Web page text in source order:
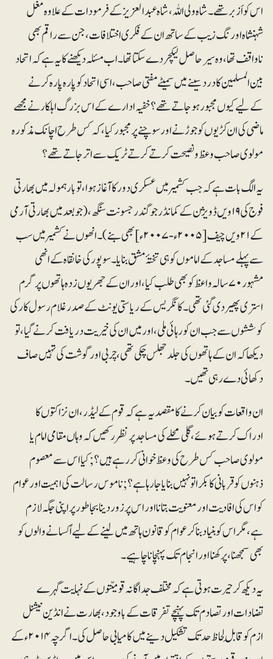
اس کو اَزبر تھے ۔ شاہ ولی اللہ، شاہ عبدالعزیز کے فرمودات کے علاوہ مغل
شہنشاہ اورنگ زیب کے ساتھ ان کے فکری اختلافات، جن سے راقم بھی
ناواقف تھا،وہ سیرحاصل لیکچر دے سکتا تھا۔ اب مسئلہ دیکھنے کا یہ ہے کہ اتحاد
بین المسلمین کا درد سینے میں سمیٹے مفتی صاحب، اسی اتحاد کو پار ہ پارہ کرنے
کےلیے کیوں مجبور ہو جاتے تھے؟ خفیہ ادارے کے اس بزرگ اہلکار نے مجھے
ماضی کی ا ن کڑیوں کو جوڑنے اور سوچنے پر مجبور کیا، کہ کس طرح اچانک مذکورہ
مولوی صاحب وعظ و نصیحت کرتے کرتے ٹریک سے اتر جاتے تھے؟
یہ الگ بات ہے کہ جب کشمیر میں عسکری دور کا آغاز ہوا، تو بارہمولہ میں بھارتی
فوج کی ۱۹ویں ڈویژن کے کمانڈر جوگندر جسونت سنگھ، (جو بعد میں بھارتی آرمی
کے ۲۱ویں چیف [۲۰۰۵ء- ۲۰۰۷ء]بھی بنے)۔ انھوں نے کشمیر میں سب
سے پہلے مساجد کے اماموں کوہی تختۂ مشق بنایا ۔ سوپور کی خانقاہ کے انھی
مشہور ۷۰سالہ واعظ کو بھی طلب کیا، اور ان کے جھریوں زدہ ہاتھوں پر گرم
استری پھیر دی گئی تھی ۔ کانگریس کے ریاستی یونٹ کے صدر غلام رسول کار کی
کوششوں سے جب ان کو رہائی ملی، اور میں ان کی خیریت دریافت کرنے گیا، تو
دیکھا کہ ان کے ہاتھوں کی جلد جھلس چکی تھی، چربی اور گوشت کی تہیں صاف
دکھائی دے رہی تھیں ۔
ان واقعات کو بیان کرنے کا مقصد یہ ہے کہ قوم کے لیڈر،ان نزاکتوں کا
ادراک کرتے ہوئے، گلی محلے کی مساجد پر نظر رکھیں کہ وہاں مقامی امام یا
مولوی صاحب کس طرح کی وعظ خوانی کررہے ہیں؟ ; کیا اس سے معصوم
ذہنوں کو قربانی کا بکرا تو نہیں بنایا جارہا ہے؟ ; ناموس رسالت کی اہمیت اور عوام
کو اس کی افادیت اور معنویت بتانا اور اس پر زور دینا بجاطور پر اپنی جگہ لازم
ہے، مگر اس کو بنیاد بناکر عوام کوقانون ہاتھ میں لینے کےلیے اُکسانے والوں کو
بھی سمجھنا،پرکھنا اور انجام تک پہنچانا چاہیے ۔
یہ دیکھ کر حیرت ہوتی ہے کہ مختلف جداگانہ قومیّتوں کے نہایت گہرے
تضادات اور تصادم تک پہنچے تفرقات کے باوجود، بھارت نے انڈین نیشنل
ازم کو قابلِ لحاظ حد تک تشکیل دینے میں کامیابی حاصل کی۔ اگرچہ ۲۰۱۴ء کے